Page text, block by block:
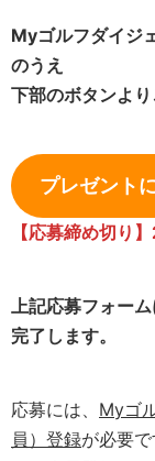
Myゴルフダイジ
のうえ
下部のボタンより
プレゼント
【応募締め切り
上記応募フォー
完了します。
応募には、 Myゴ
員）登録が必要